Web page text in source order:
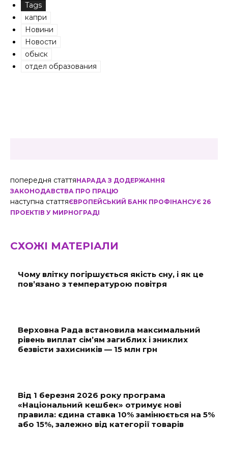
Tags
капри
Новини
Новости
обыск
отдел образования
попередня статтяНАРАДА З ДОДЕРЖАННЯ
ЗАКОНОДАВСТВА ПРО ПРАЦЮ
наступна статтяЄВРОПЕЙСЬКИЙ БАНК ПРОФІНАНСУЄ 26
ПРОЕКТІВ У МИРНОГРАДІ
СХОЖІ МАТЕРІАЛИ
Чому влітку погіршується якість сну, і як це
пов’язано з температурою повітря
Верховна Рада встановила максимальний
рівень виплат сім’ям загиблих і зниклих
безвісти захисників — 15 млн грн
Від 1 березня 2026 року програма
«Національний кешбек» отримує нові
правила: єдина ставка 10% замінюється на 5%
або 15%, залежно від категорії товарів